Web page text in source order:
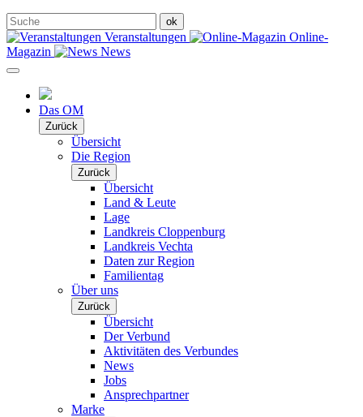
Veranstaltungen
Online-
Magazin
News
Das OM
Zurück
Übersicht
Die Region
Zurück
Übersicht
Land & Leute
Lage
Landkreis Cloppenburg
Landkreis Vechta
Daten zur Region
Familientag
Über uns
Zurück
Übersicht
Der Verbund
Aktivitäten des Verbundes
News
Jobs
Ansprechpartner
Marke